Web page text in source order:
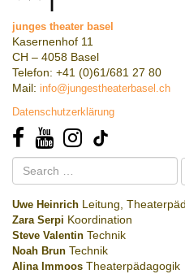
junges theater basel
Kasernenhof 11
CH – 4058 Basel
Telefon: +41 (0)61/681 27 80
Mail: info@jungestheaterbasel.ch
Datenschutzerklärung
Search
for:
Uwe Heinrich Leitung,
Zara Serpi Koordination
Steve Valentin Technik
Noah Brun Technik
Alina Immoos Theaterpädagogik